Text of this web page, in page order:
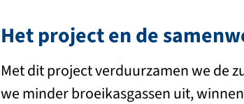
Het project en de
Met dit project verduurzamen we de
we minder broeikasgassen uit,